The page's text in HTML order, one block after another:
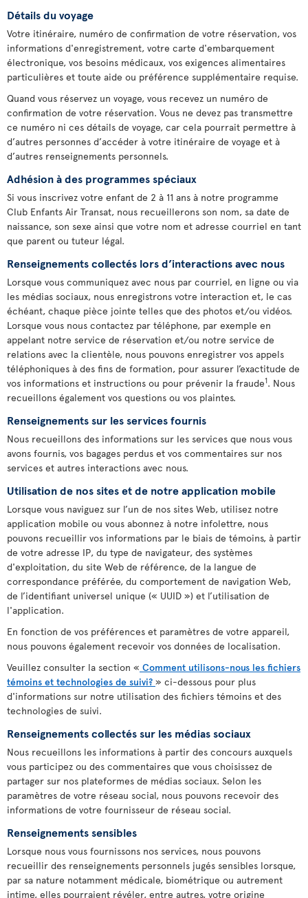
Détails du voyage
Votre itinéraire, numéro de confirmation de votre réservation, vos
informations d'enregistrement, votre carte d'embarquement
électronique, vos besoins médicaux, vos exigences alimentaires
particulières et toute aide ou préférence supplémentaire requise.
Quand vous réservez un voyage, vous recevez un numéro de
confirmation de votre réservation. Vous ne devez pas transmettre
ce numéro ni ces détails de voyage, car cela pourrait permettre à
d’autres personnes d’accéder à votre itinéraire de voyage et à
d’autres renseignements personnels.
Adhésion à des programmes spéciaux
Si vous inscrivez votre enfant de 2 à 11 ans à notre programme
Club Enfants Air Transat, nous recueillerons son nom, sa date de
naissance, son sexe ainsi que votre nom et adresse courriel en tant
que parent ou tuteur légal.
Renseignements collectés lors d’interactions avec nous
Lorsque vous communiquez avec nous par courriel, en ligne ou via
les médias sociaux, nous enregistrons votre interaction et, le cas
échéant, chaque pièce jointe telles que des photos et/ou vidéos.
Lorsque vous nous contactez par téléphone, par exemple en
appelant notre service de réservation et/ou notre service de
relations avec la clientèle, nous pouvons enregistrer vos appels
téléphoniques à des fins de formation, pour assurer l’exactitude de
vos informations et instructions ou pour prévenir la fraude1. Nous
recueillons également vos questions ou vos plaintes.
Renseignements sur les services fournis
Nous recueillons des informations sur les services que nous vous
avons fournis, vos bagages perdus et vos commentaires sur nos
services et autres interactions avec nous.
Utilisation de nos sites et de notre application mobile
Lorsque vous naviguez sur l’un de nos sites Web, utilisez notre
application mobile ou vous abonnez à notre infolettre, nous
pouvons recueillir vos informations par le biais de témoins, à partir
de votre adresse IP, du type de navigateur, des systèmes
d'exploitation, du site Web de référence, de la langue de
correspondance préférée, du comportement de navigation Web,
de l’identifiant universel unique (« UUID ») et l’utilisation de
l'application.
En fonction de vos préférences et paramètres de votre appareil,
nous pouvons également recevoir vos données de localisation.
Veuillez consulter la section « Comment utilisons-nous les fichiers
témoins et technologies de suivi? » ci-dessous pour plus
d'informations sur notre utilisation des fichiers témoins et des
technologies de suivi.
Renseignements collectés sur les médias sociaux
Nous recueillons les informations à partir des concours auxquels
vous participez ou des commentaires que vous choisissez de
partager sur nos plateformes de médias sociaux. Selon les
paramètres de votre réseau social, nous pouvons recevoir des
informations de votre fournisseur de réseau social.
Renseignements sensibles
Lorsque nous vous fournissons nos services, nous pouvons
recueillir des renseignements personnels jugés sensibles lorsque,
par sa nature notamment médicale, biométrique ou autrement
intime, elles pourraient révéler, entre autres, votre origine